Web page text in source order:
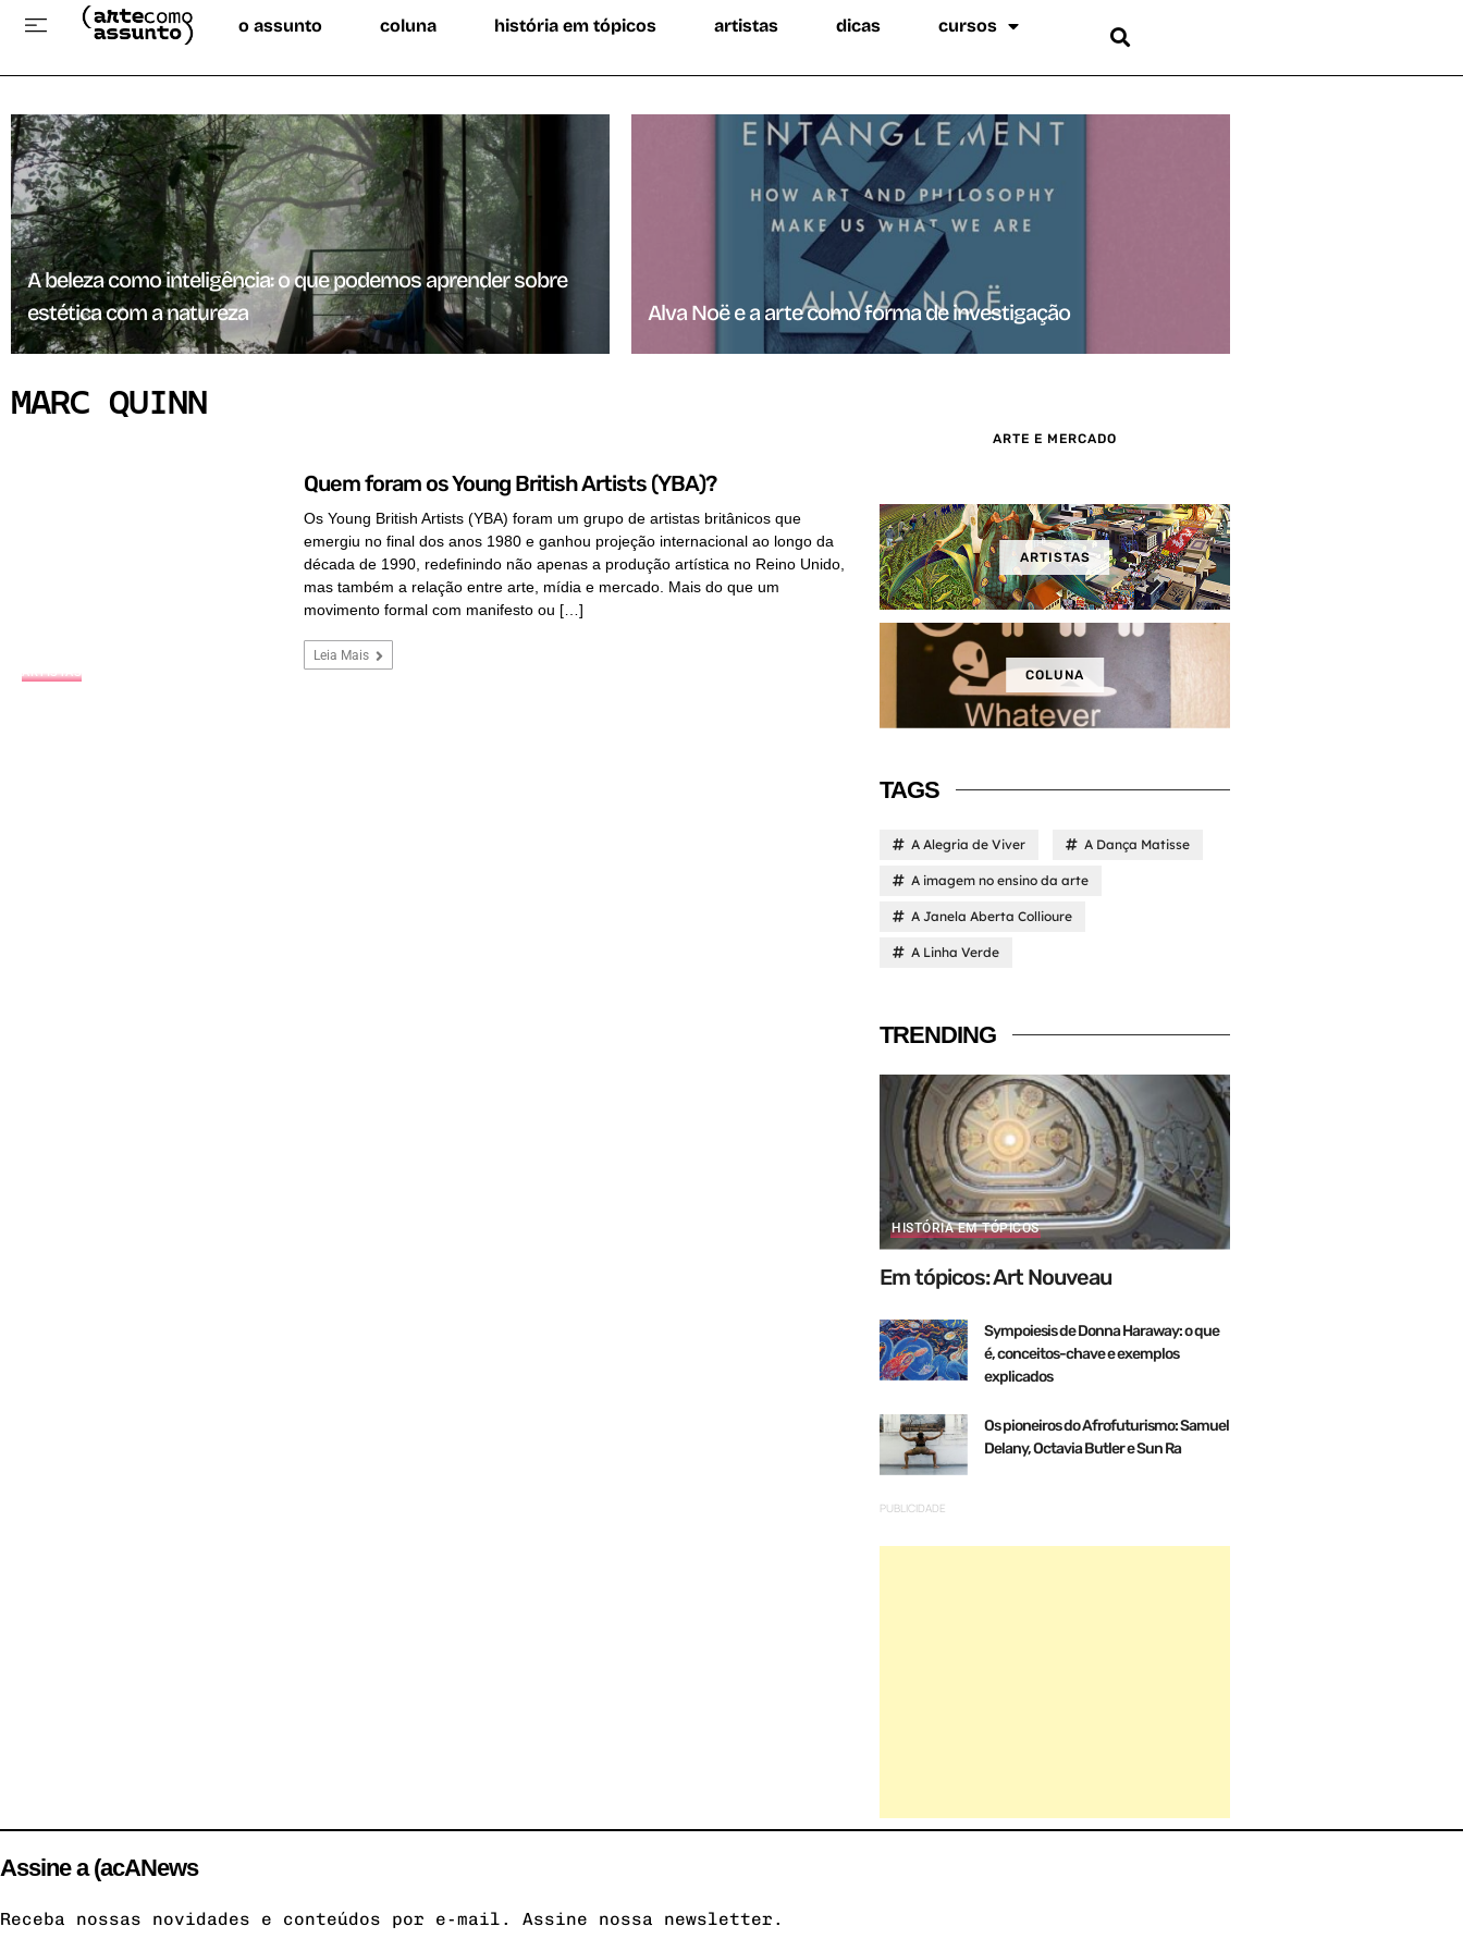
o assunto coluna história em tópicos artistas dicas cursos
A beleza como inteligência: o que podemos aprender sobre
estética com a natureza
Alva Noë e a arte como forma de investigação
MARC QUINN
ARTISTAS
Quem foram os Young British Artists (YBA)?
Os Young British Artists (YBA) foram um grupo de artistas britânicos que
emergiu no final dos anos 1980 e ganhou projeção internacional ao longo da
década de 1990, redefinindo não apenas a produção artística no Reino Unido,
mas também a relação entre arte, mídia e mercado. Mais do que um
movimento formal com manifesto ou […]
Leia Mais
ARTE E MERCADO
ARTISTAS
COLUNA
TAGS
A Alegria de Viver A Dança Matisse
A imagem no ensino da arte
A Janela Aberta Collioure
A Linha Verde
TRENDING
HISTÓRIA EM TÓPICOS
Em tópicos: Art Nouveau
Sympoiesis de Donna Haraway: o que
é, conceitos-chave e exemplos
explicados
Os pioneiros do Afrofuturismo: Samuel
Delany, Octavia Butler e Sun Ra
PUBLICIDADE
Assine a (acANews
Receba nossas novidades e conteúdos por e-mail. Assine nossa newsletter.